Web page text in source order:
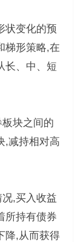
状变化的预
梯形策略,在
长、中、短
块之间的
,减持相对高
,买入收益
所持有债券
降,从而获得